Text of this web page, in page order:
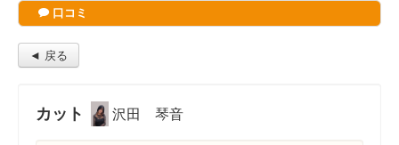
口コミ
◄ 戻る
カット 沢田 琴音